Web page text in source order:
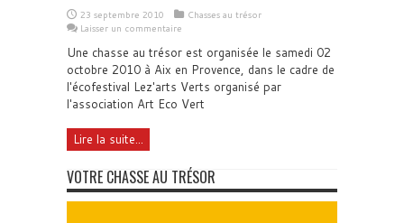
23 septembre 2010
Chasses au trésor
Laisser un commentaire
Une chasse au trésor est organisée le samedi 02
octobre 2010 à Aix en Provence, dans le cadre de
l'écofestival Lez'arts Verts organisé par
l'association Art Eco Vert
Lire la suite...
VOTRE CHASSE AU TRÉSOR